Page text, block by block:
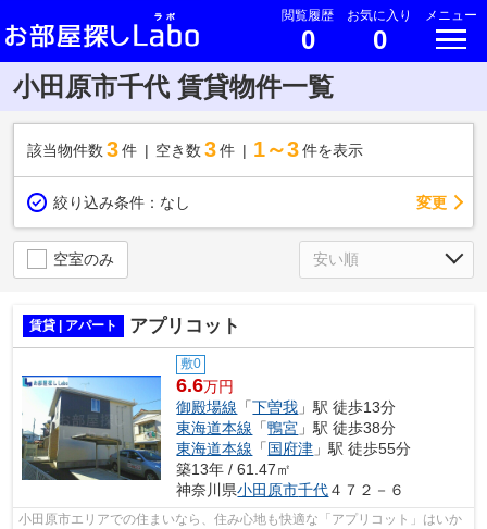
閲覧履歴
0
お気に入り
0
メニュー
小田原市千代 賃貸物件一覧
該当物件数 3件 空き数 3 件 1～3 件を表示
絞り込み条件： なし 変更
空室のみ
賃貸 | アパート アプリコット
敷0
6.6万円
御殿場線 「下曽我 」駅 徒歩13分
東海道本線 「鴨宮 」駅 徒歩38分
東海道本線 「国府津 」駅 徒歩55分
築13年 / 61.47㎡
神奈川県小田原市千代４７２－６
小田原市エリアでの住まいなら、住み心地も快適な「アプリコット」はいか